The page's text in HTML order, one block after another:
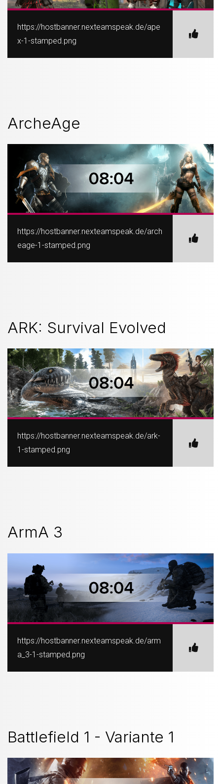
https://hostbanner.nexteamspeak.de/ape
x-1-stamped.png
ArcheAge
https://hostbanner.nexteamspeak.de/arch
eage-1-stamped.png
ARK: Survival Evolved
https://hostbanner.nexteamspeak.de/ark-
1-stamped.png
ArmA 3
https://hostbanner.nexteamspeak.de/arm
a_3-1-stamped.png
Battlefield 1 - Variante 1